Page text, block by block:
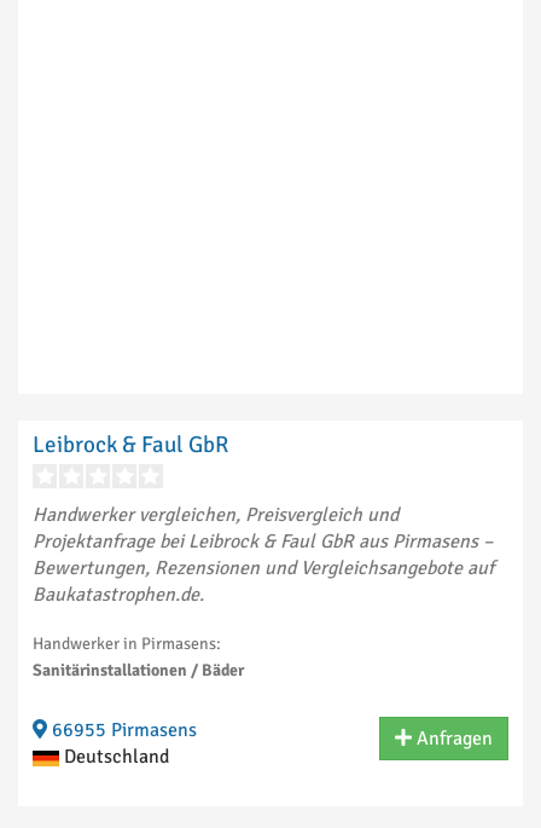
Leibrock & Faul GbR
Handwerker vergleichen, Preisvergleich und
Projektanfrage bei Leibrock & Faul GbR aus Pirmasens –
Bewertungen, Rezensionen und Vergleichsangebote auf
Baukatastrophen.de.
Handwerker in Pirmasens:
Sanitärinstallationen / Bäder
66955 Pirmasens
Deutschland
Anfragen